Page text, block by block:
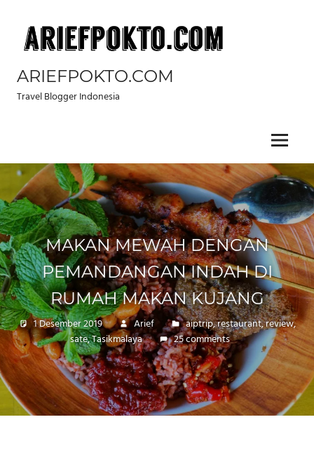
content
ARIEFPOKTO.COM
Travel Blogger Indonesia
Menu
MAKAN MEWAH DENGAN
PEMANDANGAN INDAH DI
RUMAH MAKAN KUJANG
1 Desember 2019 Arief aiptrip,restaurant,review,
sate,Tasikmalaya 25 comments